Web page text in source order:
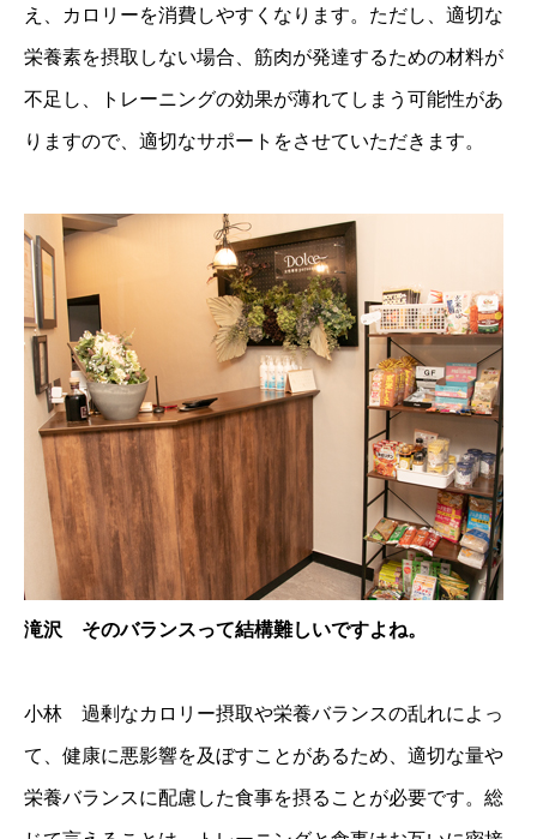
え、カロリーを消費しやすくなります。ただし、適切な
栄養素を摂取しない場合、筋肉が発達するための材料が
不足し、トレーニングの効果が薄れてしまう可能性があ
りますので、適切なサポートをさせていただきます。
滝沢 そのバランスって結構難しいですよね。
小林 過剰なカロリー摂取や栄養バランスの乱れによっ
て、健康に悪影響を及ぼすことがあるため、適切な量や
栄養バランスに配慮した食事を摂ることが必要です。総